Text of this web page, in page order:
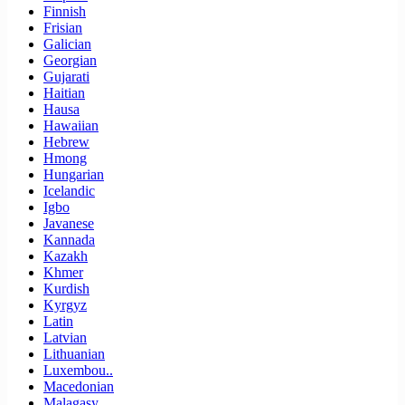
Finnish
Frisian
Galician
Georgian
Gujarati
Haitian
Hausa
Hawaiian
Hebrew
Hmong
Hungarian
Icelandic
Igbo
Javanese
Kannada
Kazakh
Khmer
Kurdish
Kyrgyz
Latin
Latvian
Lithuanian
Luxembou..
Macedonian